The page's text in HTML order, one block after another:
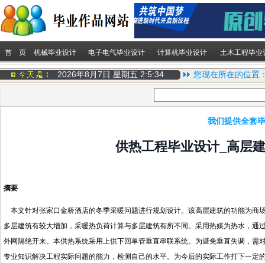
首 页 机械毕业设计 电子电气毕业设计 计算机毕业设计 土木工程毕业
2026年8月7日 星期五 2:5:34 您现在所在的位置
我们提供全套
供热工程毕业设计_高层
摘要
本文针对张家口金桥酒店的冬季采暖问题进行规划设计。该高层建筑的功能为商
多层建筑有较大增加，采暖热负荷计算与多层建筑有所不同。采用热媒为热水，
外网隔绝开来。本供热系统采用上供下回单管垂直串联系统。为避免垂直失调，
专业知识解决工程实际问题的能力，检测自己的水平。为今后的实际工作打下一定